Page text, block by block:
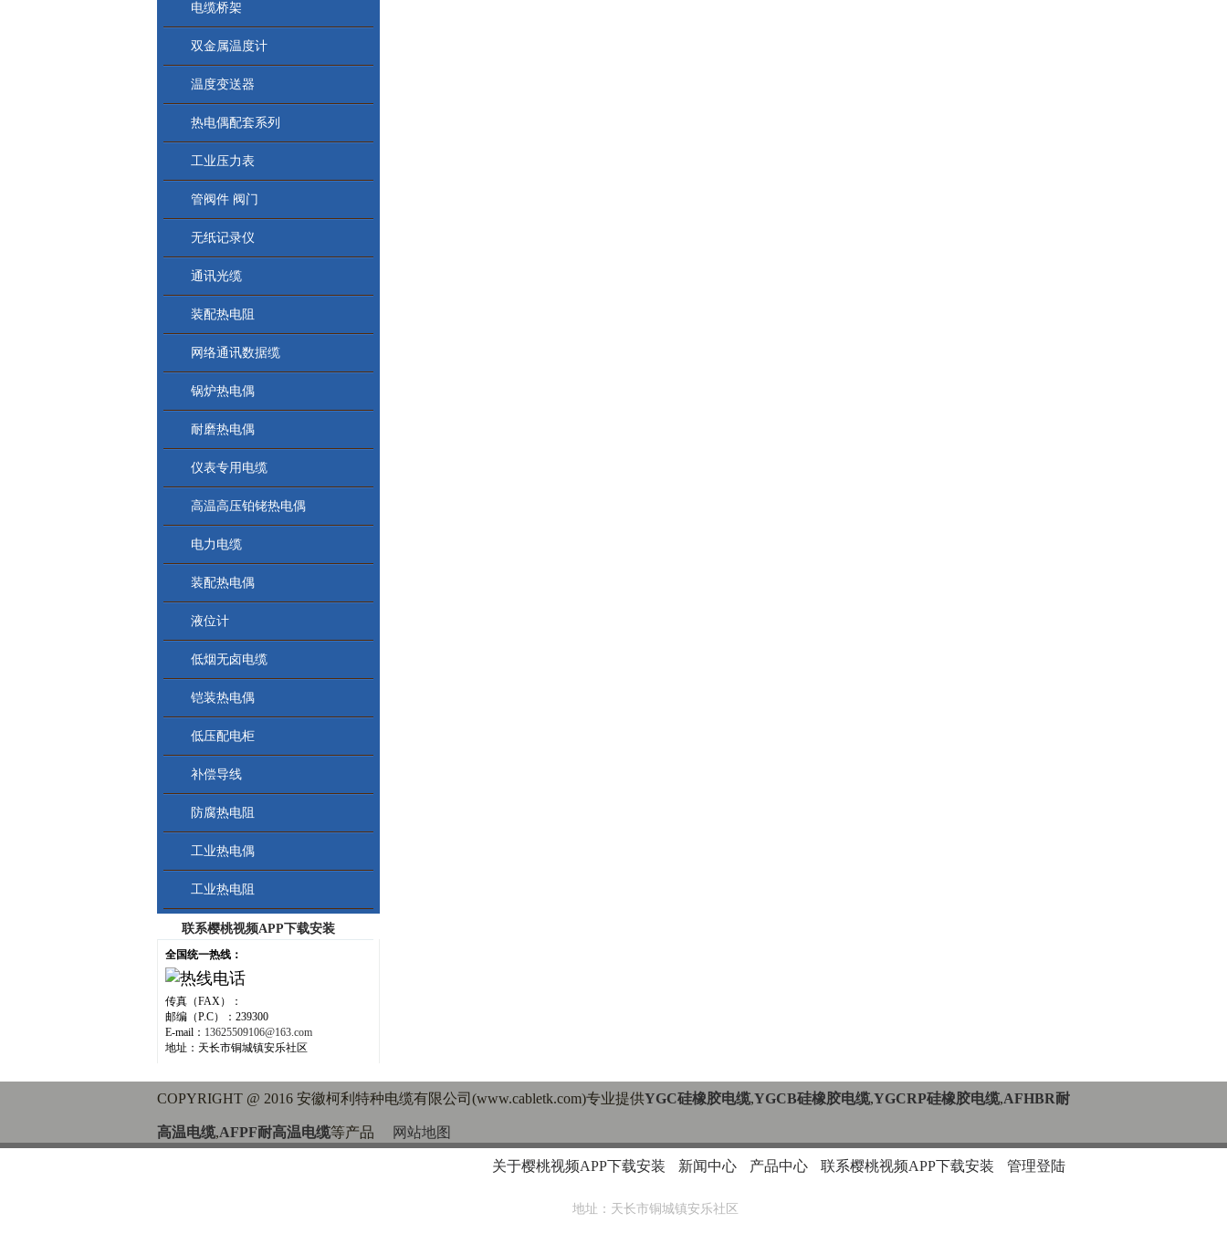
电缆桥架
双金属温度计
温度变送器
热电偶配套系列
工业压力表
管阀件 阀门
无纸记录仪
通讯光缆
装配热电阻
网络通讯数据缆
锅炉热电偶
耐磨热电偶
仪表专用电缆
高温高压铂铑热电偶
电力电缆
装配热电偶
液位计
低烟无卤电缆
铠装热电偶
低压配电柜
补偿导线
防腐热电阻
工业热电偶
工业热电阻
联系樱桃视频APP下载安装
全国统一热线：
传真（FAX）：
邮编（P.C）：239300
E-mail： 13625509106@163.com
地址：天长市铜城镇安乐社区
COPYRIGHT @ 2016 安徽柯利特种电缆有限公司(www.cabletk.com)专业提供YGC硅橡胶电缆,YGCB硅橡胶电缆,YGCRP硅橡胶电缆,AFHBR耐
高温电缆,AFPF耐高温电缆等产品 网站地图
关于樱桃视频APP下载安装 新闻中心 产品中心 联系樱桃视频APP下载安装 管理登陆
地址：天长市铜城镇安乐社区